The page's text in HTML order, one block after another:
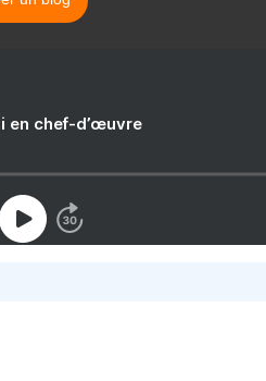
en chef-d’œuvre